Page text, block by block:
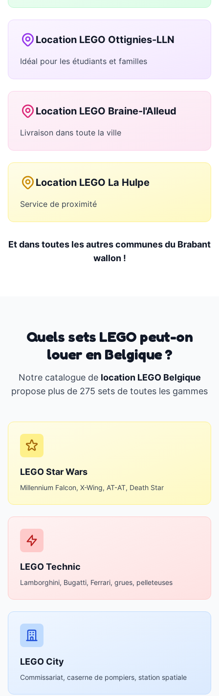
Location LEGO Ottignies-LLN
Idéal pour les étudiants et familles
Location LEGO Braine-l'Alleud
Livraison dans toute la ville
Location LEGO La Hulpe
Service de proximité
Et dans toutes les autres communes du Brabant
wallon !
Quels sets LEGO peut-on
louer en Belgique ?
Notre catalogue de location LEGO Belgique
propose plus de 275 sets de toutes les gammes
LEGO Star Wars
Millennium Falcon, X-Wing, AT-AT, Death Star
LEGO Technic
Lamborghini, Bugatti, Ferrari, grues, pelleteuses
LEGO City
Commissariat, caserne de pompiers, station spatiale